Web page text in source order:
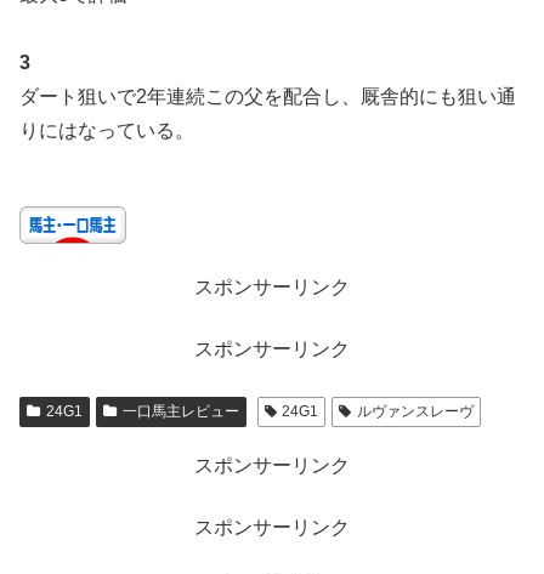
3
ダート狙いで2年連続この父を配合し、厩舎的にも狙い通
りにはなっている。
スポンサーリンク
スポンサーリンク
24G1 一口馬主レビュー 24G1 ルヴァンスレーヴ
スポンサーリンク
スポンサーリンク